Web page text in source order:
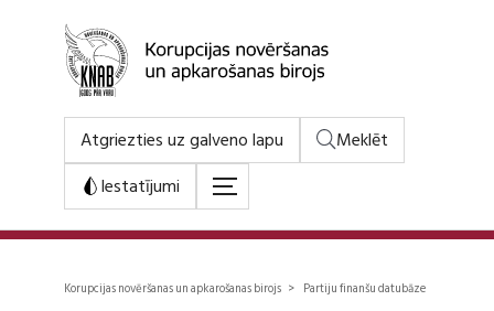
Atgriezties uz galveno lapu
Meklēt
Iestatījumi
Korupcijas novēršanas un apkarošanas birojs > Partiju finanšu datubāze